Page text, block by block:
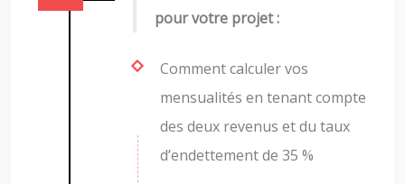
pour votre projet :
Comment calculer vos
mensualités en tenant compte
des deux revenus et du taux
d’endettement de 35 %